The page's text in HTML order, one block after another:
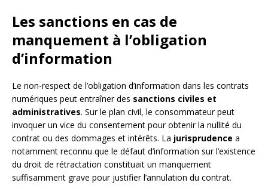
Les sanctions en cas de
manquement à l’obligation
d’information
Le non-respect de l’obligation d’information dans les contrats
numériques peut entraîner des sanctions civiles et
administratives. Sur le plan civil, le consommateur peut
invoquer un vice du consentement pour obtenir la nullité du
contrat ou des dommages et intérêts. La jurisprudence a
notamment reconnu que le défaut d’information sur l’existence
du droit de rétractation constituait un manquement
suffisamment grave pour justifier l’annulation du contrat.